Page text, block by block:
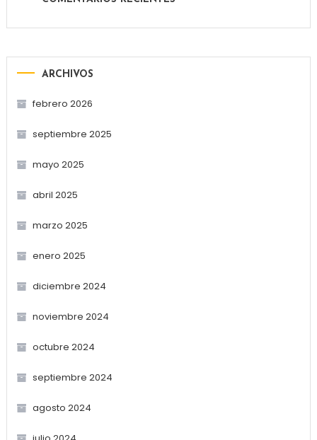
ARCHIVOS
febrero 2026
septiembre 2025
mayo 2025
abril 2025
marzo 2025
enero 2025
diciembre 2024
noviembre 2024
octubre 2024
septiembre 2024
agosto 2024